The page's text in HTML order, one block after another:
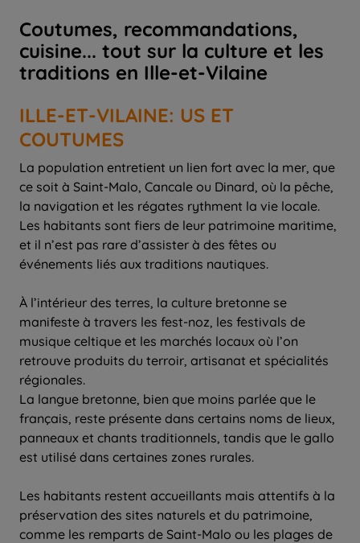
Coutumes, recommandations,
cuisine... tout sur la culture et les
traditions en Ille-et-Vilaine
ILLE-ET-VILAINE: US ET
COUTUMES
La population entretient un lien fort avec la mer, que
ce soit à Saint-Malo, Cancale ou Dinard, où la pêche,
la navigation et les régates rythment la vie locale.
Les habitants sont fiers de leur patrimoine maritime,
et il n’est pas rare d’assister à des fêtes ou
événements liés aux traditions nautiques.
À l’intérieur des terres, la culture bretonne se
manifeste à travers les fest-noz, les festivals de
musique celtique et les marchés locaux où l’on
retrouve produits du terroir, artisanat et spécialités
régionales.
La langue bretonne, bien que moins parlée que le
français, reste présente dans certains noms de lieux,
panneaux et chants traditionnels, tandis que le gallo
est utilisé dans certaines zones rurales.
Les habitants restent accueillants mais attentifs à la
préservation des sites naturels et du patrimoine,
comme les remparts de Saint-Malo ou les plages de